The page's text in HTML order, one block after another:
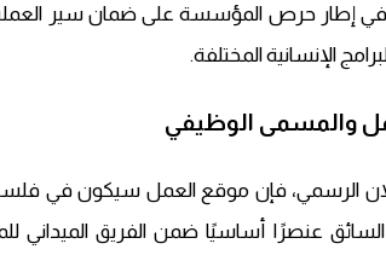
في إطار حرص المؤسسة على ضمان سير
الإنسانية المختلفة.
والمسمى الوظيفي
الرسمي، فإن موقع العمل سيكون في
عنصرًا أساسيًا ضمن الفريق